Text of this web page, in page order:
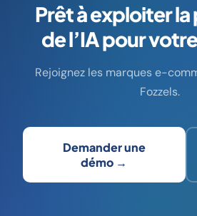
Prêt à exploiter la
de l’IA pour
Rejoignez les marques e-
Fozzels.
Demander une
démo →